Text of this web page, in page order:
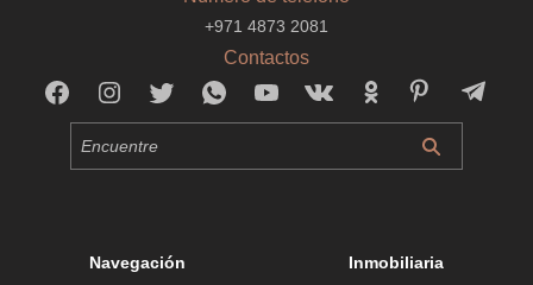
+971 4873 2081
Contactos
Navegación Inmobiliaria